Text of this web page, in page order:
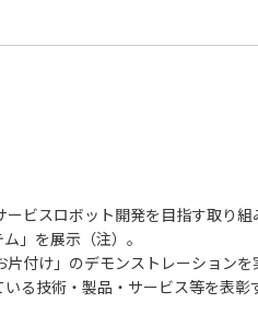
ビスロボット開発を目指す取り組
」を展示（注）。
付け」のデモンストレーションを
る技術・製品・サービス等を表彰